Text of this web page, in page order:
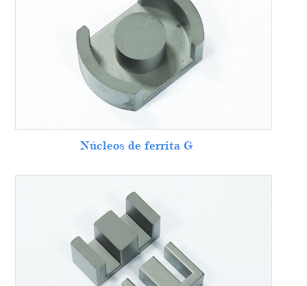
Núcleos de ferrita G